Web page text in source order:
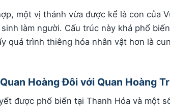
một vị thánh vừa được kể là con của
làm người. Cấu trúc này khá phổ
quá trình thiêng hóa nhân vật hơn là
Hoàng Đôi với Quan Hoàng
được phổ biến tại Thanh Hóa và một